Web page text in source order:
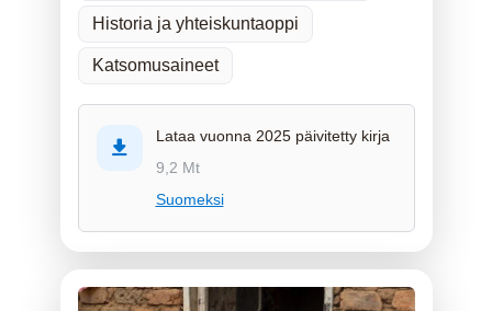
Historia ja yhteiskuntaoppi
Katsomusaineet
Lataa vuonna 2025 päivitetty kirja
9,2 Mt
Suomeksi